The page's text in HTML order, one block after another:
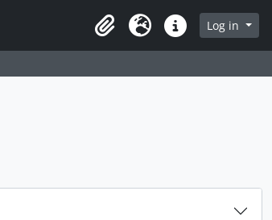
ClipboardLanguageQuick linksLog in